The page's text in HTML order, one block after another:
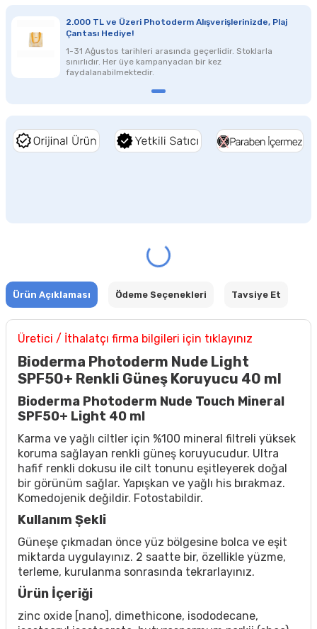
2.000 TL ve Üzeri Photoderm Alışverişlerinizde, Plaj
Çantası Hediye!
1-31 Ağustos tarihleri arasında geçerlidir. Stoklarla
sınırlıdır. Her üye kampanyadan bir kez
faydalanabilmektedir.
Ürün Açıklaması Ödeme Seçenekleri Tavsiye Et
Üretici / İthalatçı firma bilgileri için tıklayınız
Bioderma Photoderm Nude Light
SPF50+ Renkli Güneş Koruyucu 40 ml
Bioderma Photoderm Nude Touch Mineral
SPF50+ Light 40 ml
Karma ve yağlı ciltler için %100 mineral filtreli yüksek
koruma sağlayan renkli güneş koruyucudur. Ultra
hafif renkli dokusu ile cilt tonunu eşitleyerek doğal
bir görünüm sağlar. Yapışkan ve yağlı his bırakmaz.
Komedojenik değildir. Fotostabildir.
Kullanım Şekli
Güneşe çıkmadan önce yüz bölgesine bolca ve eşit
miktarda uygulayınız. 2 saatte bir, özellikle yüzme,
terleme, kurulanma sonrasında tekrarlayınız.
Ürün İçeriği
zinc oxide [nano], dimethicone, isododecane,